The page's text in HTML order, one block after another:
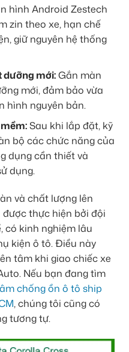
hình Android Zestech
zin theo xe, hạn chế
giữ nguyên hệ thống
dưỡng mới:Gắn màn
mới, đảm bảo vừa
hình nguyên bản.
Sau khi lắp đặt, kỹ
bộ các chức năng của
dụng cần thiết và
dụng.
và chất lượng lên
thực hiện bởi đội
có kinh nghiệm lâu
kiện ô tô. Điều này
tâm khi giao chiếc xe
Nếu bạn đang tìm
chống ồn ô tô ship
, chúng tôi cũng có
tương tự.